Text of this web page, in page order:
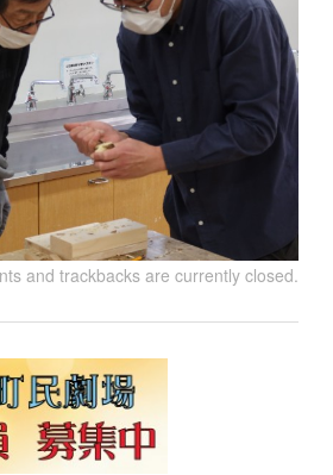
and trackbacks are currently closed.